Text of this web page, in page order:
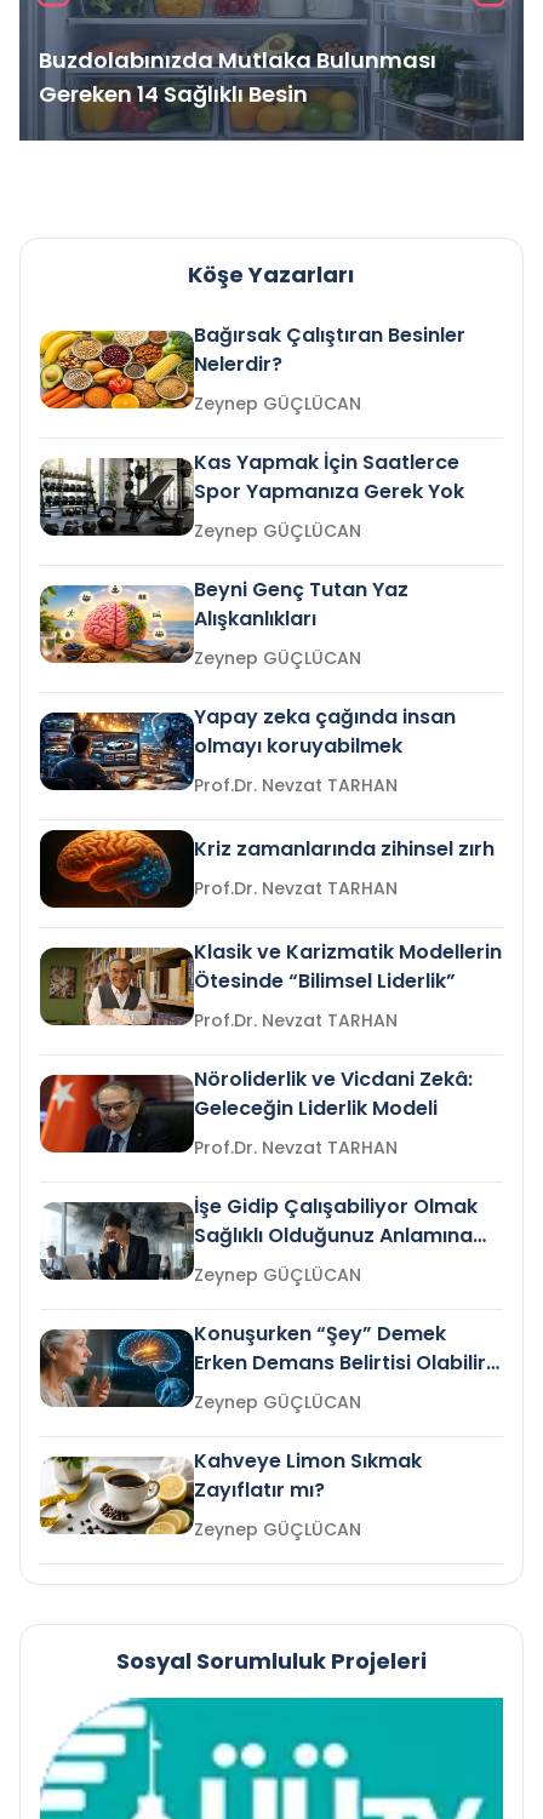
Buzdolabınızda Mutlaka Bulunması
Gereken 14 Sağlıklı Besin
Köşe Yazarları
Bağırsak Çalıştıran Besinler
Nelerdir?
Zeynep GÜÇLÜCAN
Kas Yapmak İçin Saatlerce
Spor Yapmanıza Gerek Yok
Zeynep GÜÇLÜCAN
Beyni Genç Tutan Yaz
Alışkanlıkları
Zeynep GÜÇLÜCAN
Yapay zeka çağında insan
olmayı koruyabilmek
Prof.Dr. Nevzat TARHAN
Kriz zamanlarında zihinsel zırh
Prof.Dr. Nevzat TARHAN
Klasik ve Karizmatik Modellerin
Ötesinde “Bilimsel Liderlik”
Prof.Dr. Nevzat TARHAN
Nöroliderlik ve Vicdani Zekâ:
Geleceğin Liderlik Modeli
Prof.Dr. Nevzat TARHAN
İşe Gidip Çalışabiliyor Olmak
Sağlıklı Olduğunuz Anlamına
Gelir mi?Zeynep GÜÇLÜCAN
Konuşurken “Şey” Demek
Erken Demans Belirtisi Olabilir
mi?
Zeynep GÜÇLÜCAN
Kahveye Limon Sıkmak
Zayıflatır mı?
Zeynep GÜÇLÜCAN
Sosyal Sorumluluk Projeleri